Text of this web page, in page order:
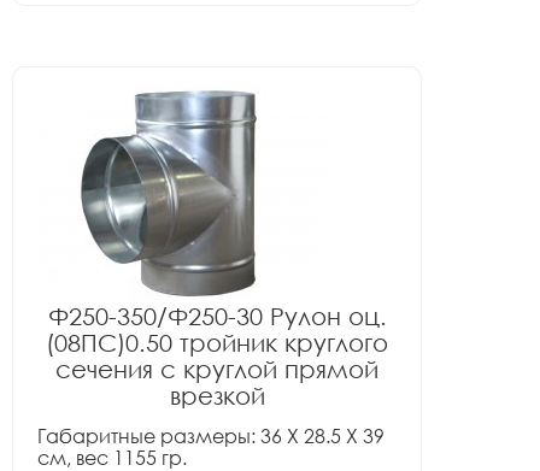
Ф250-350/Ф250-30 Рулон оц.
(08ПС)0.50 тройник круглого
сечения с круглой прямой
врезкой
Габаритные размеры: 36 X 28.5 X 39
см, вес 1155 гр.